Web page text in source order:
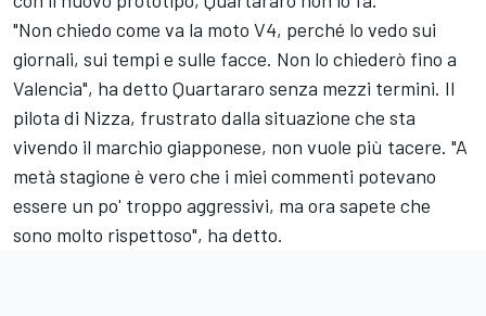
"Non chiedo come va la moto V4, perché lo vedo sui
giornali, sui tempi e sulle facce. Non lo chiederò fino a
Valencia", ha detto Quartararo senza mezzi termini. Il
pilota di Nizza, frustrato dalla situazione che sta
vivendo il marchio giapponese, non vuole più tacere. "A
metà stagione è vero che i miei commenti potevano
essere un po' troppo aggressivi, ma ora sapete che
sono molto rispettoso", ha detto.